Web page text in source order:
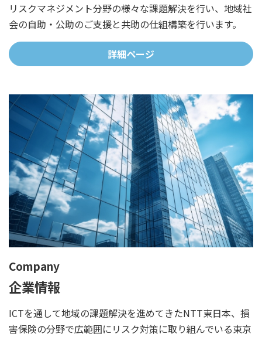
リスクマネジメント分野の様々な課題解決を行い、地域社
会の自助・公助のご支援と共助の仕組構築を行います。
詳細ページ
Company
企業情報
ICTを通して地域の課題解決を進めてきたNTT東日本、損
害保険の分野で広範囲にリスク対策に取り組んでいる東京